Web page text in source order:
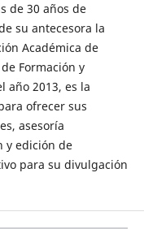
de 30 años de
su antecesora la
Académica de
Formación y
año 2013, es la
ofrecer sus
asesoría
y edición de
para su divulgación